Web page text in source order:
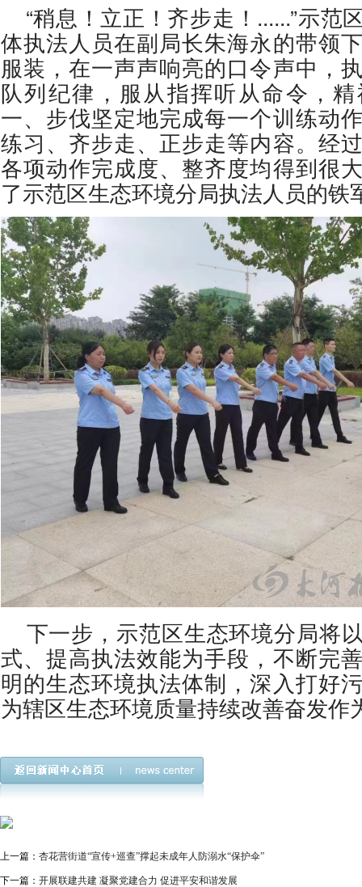
“稍息！立正！齐步走！......”示范
体执法人员在副局长朱海永的带领
服装，在一声声响亮的口令声中，
队列纪律，服从指挥听从命令，
一、步伐坚定地完成每一个训练动
练习、齐步走、正步走等内容。经
各项动作完成度、整齐度均得到很
了示范区生态环境分局执法人员的铁
下一步，示范区生态环境分局将
式、提高执法效能为手段，不断完
明的生态环境执法体制，深入打好
为辖区生态环境质量持续改善奋发作
上一篇： 杏花营街道“宣传+巡查”撑起未成年人防溺水“保护伞”
下一篇： 开展联建共建 凝聚党建合力 促进平安和谐发展